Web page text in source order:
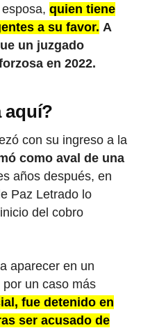
quien tiene
a su favor. A
un juzgado
en 2022.
aquí?
con su ingreso a la
como aval de una
años después, en
Paz Letrado lo
del cobro
aparecer en un
un caso más
fue detenido en
ser acusado de